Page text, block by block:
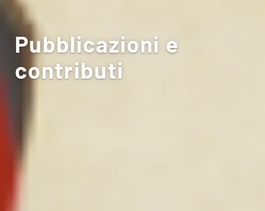
Pubblicazioni e
contributi